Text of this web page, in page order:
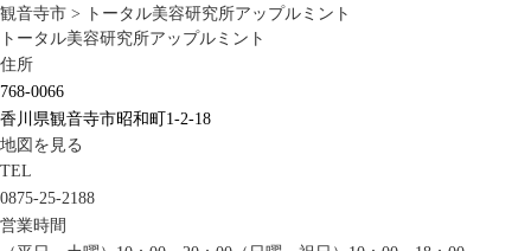
観音寺市 >
トータル美容研究所アップルミント
トータル美容研究所アップルミント
住所
768-0066
香川県観音寺市昭和町1-2-18
地図を見る
TEL
0875-25-2188
営業時間